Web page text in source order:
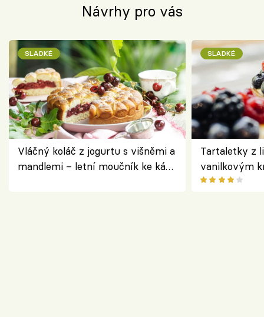
Návrhy pro vás
SLADKÉ
Vláčný koláč z jogurtu s višněmi a
mandlemi – letní moučník ke kávě
SLADKÉ
Tartaletky z
vanilkovým
ovocem